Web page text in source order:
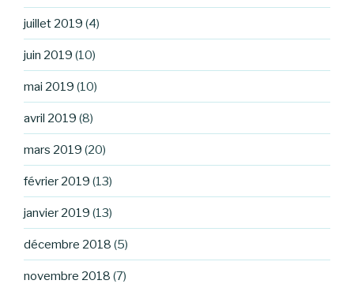
juillet 2019 (4)
juin 2019 (10)
mai 2019 (10)
avril 2019 (8)
mars 2019 (20)
février 2019 (13)
janvier 2019 (13)
décembre 2018 (5)
novembre 2018 (7)